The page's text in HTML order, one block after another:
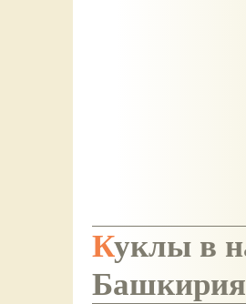
Куклы в народных костюмах, спецвыпуск №7.
Башкирия